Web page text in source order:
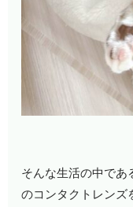
そんな生活の中であ
のコンタクトレンズ